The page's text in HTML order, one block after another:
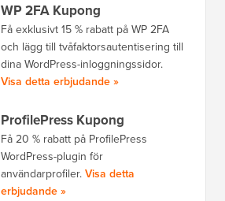
WP 2FA Kupong
Få exklusivt 15 % rabatt på WP 2FA
och lägg till tvåfaktorsautentisering till
dina WordPress-inloggningssidor.
Visa detta erbjudande »
ProfilePress Kupong
Få 20 % rabatt på ProfilePress
WordPress-plugin för
användarprofiler.Visa detta
erbjudande »